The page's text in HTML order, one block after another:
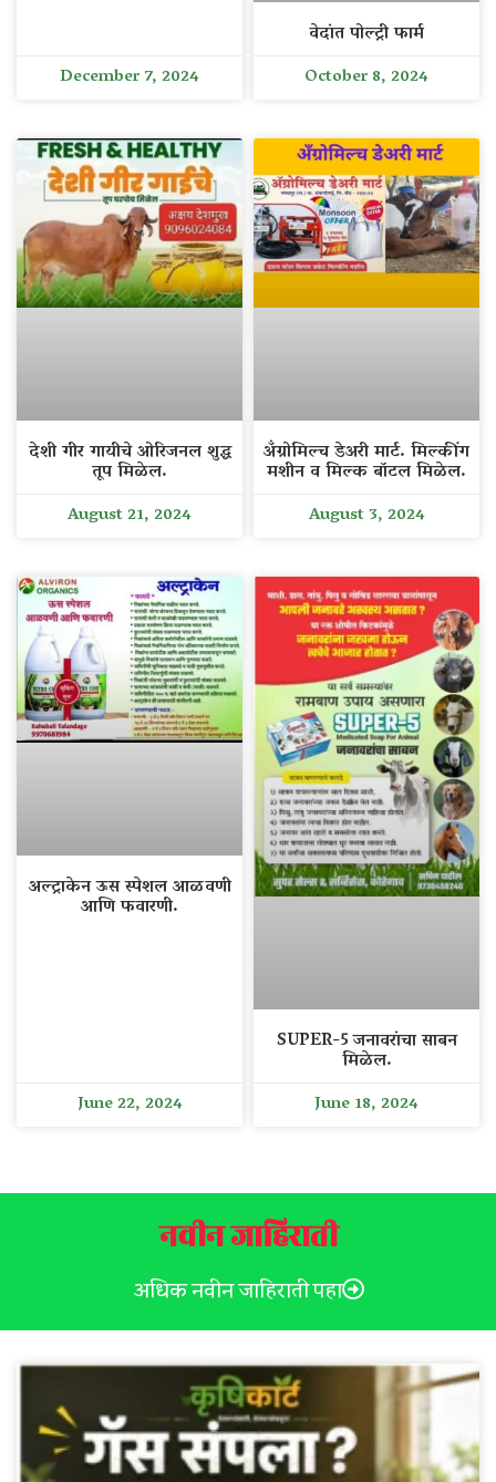
December 7, 2024
वेदांत पोल्ट्री फार्म
October 8, 2024
देशी गीर गायीचे ओरिजनल शुद्ध
तूप मिळेल.
August 21, 2024
अँग्रोमिल्च डेअरी मार्ट. मिल्कींग
मशीन व मिल्क बॉटल मिळेल.
August 3, 2024
अल्ट्राकेन ऊस स्पेशल आळवणी
आणि फवारणी.
June 22, 2024
SUPER-5 जनावरांचा साबन
मिळेल.
June 18, 2024
नवीन जाहिराती
अधिक नवीन जाहिराती पहा